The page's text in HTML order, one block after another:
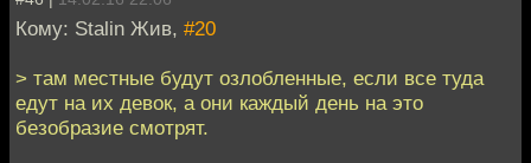
Кому: Stalin Жив, #20
> там местные будут озлобленные, если все туда
едут на их девок, а они каждый день на это
безобразие смотрят.